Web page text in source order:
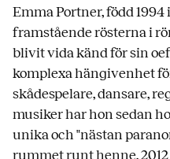
Emma Portner, född 1994
framstående rösterna i
blivit vida känd för sin
komplexa hängivenhet
skådespelare, dansare,
musiker har hon sedan
unika och "nästan
rummet runt henne.